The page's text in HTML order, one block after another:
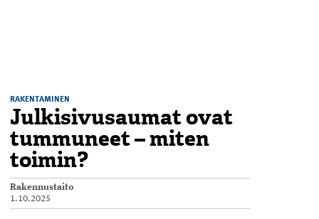
RAKENTAMINEN
Julkisivusaumat ovat
tummuneet – miten
toimin?
Rakennustaito
1.10.2025